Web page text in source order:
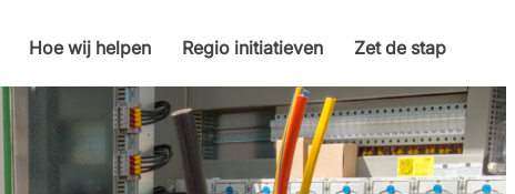
Hoe wij helpen Regio initiatieven Zet de stap